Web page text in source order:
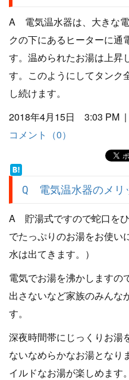
A 電気温水器は、大きな
クの下にあるヒーターに通
す。温められたお湯は上昇
す。このようにしてタンク
し続けます。
2018年4月15日 3:03 PM |
コメント（0）
Q 電気温水器のメリ
A 貯湯式ですので蛇口を
でたっぷりのお湯をお使い
水は出てきます。）
電気でお湯を沸かしますの
出さないなど家族のみんな
す。
深夜時間帯にじっくりお湯
ないなめらかなお湯となり
イルドなお湯が楽しめます。